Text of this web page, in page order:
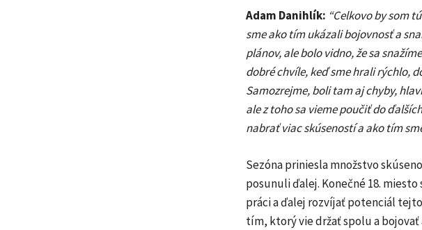
Adam Danihlík: “Celkovo by som
sme ako tím ukázali bojovnosť a
plánov, ale bolo vidno, že sa
dobré chvíle, keď sme hrali rýchlo,
Samozrejme, boli tam aj chyby,
ale z toho sa vieme poučiť do
nabrať viac skúseností a ako tím
Sezóna priniesla množstvo
posunuli ďalej. Konečné 18.
práci a ďalej rozvíjať potenciál
tím, ktorý vie držať spolu a